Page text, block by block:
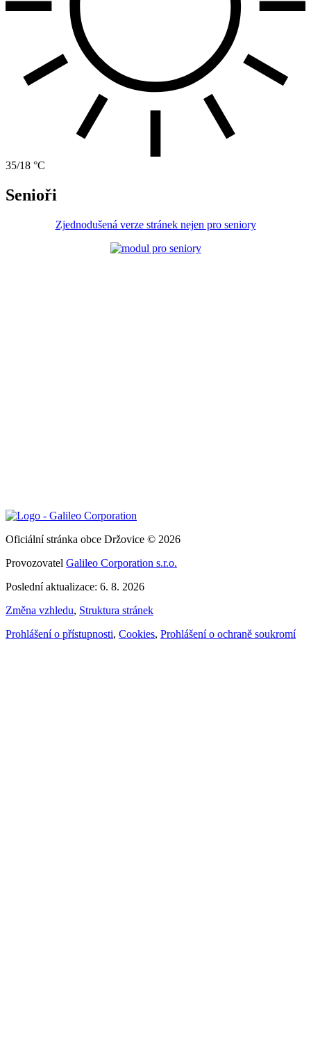
35/18 °C
Senioři
Zjednodušená verze stránek nejen pro seniory
Oficiální stránka obce Držovice © 2026
Provozovatel Galileo Corporation s.r.o.
Poslední aktualizace: 6. 8. 2026
Změna vzhledu, Struktura stránek
Prohlášení o přístupnosti, Cookies, Prohlášení o ochraně soukromí